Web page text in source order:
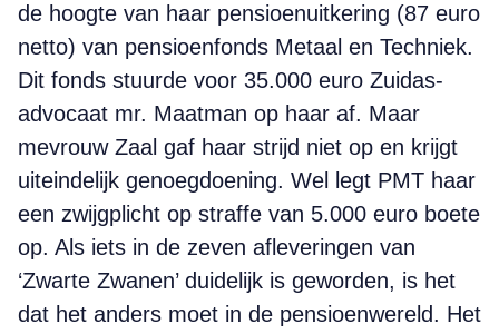
de hoogte van haar pensioenuitkering (87 euro
netto) van pensioenfonds Metaal en Techniek.
Dit fonds stuurde voor 35.000 euro Zuidas-
advocaat mr. Maatman op haar af. Maar
mevrouw Zaal gaf haar strijd niet op en krijgt
uiteindelijk genoegdoening. Wel legt PMT haar
een zwijgplicht op straffe van 5.000 euro boete
op. Als iets in de zeven afleveringen van
‘Zwarte Zwanen’ duidelijk is geworden, is het
dat het anders moet in de pensioenwereld. Het